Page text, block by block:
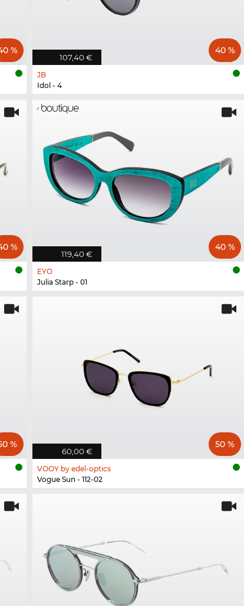
%
107,40 €
40 %
JB
Idol - 4
%
119,40 €
40 %
EYO
Julia Starp - 01
%
60,00 €
50 %
VOOY by edel-optics
Vogue Sun - 112-02